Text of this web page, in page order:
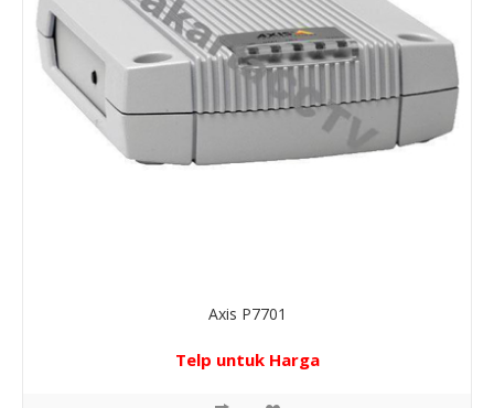
Axis P7701
Telp untuk Harga